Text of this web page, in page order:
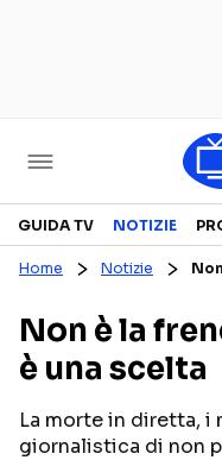
Televisione
CANALI TV
PROGRAMMI TV
PERSONAGGI TV
GUIDA TV NOTIZIE
Home Notizie
Non è la
è una scelta
La morte in diretta, i
giornalistica di non